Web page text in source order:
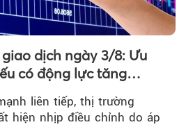
dịch ngày 3/8: Ưu
có động lực tăng
liên tiếp, thị trường
hiện nhịp điều chỉnh do áp